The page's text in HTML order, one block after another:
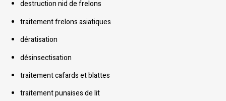
destruction nid de frelons
traitement frelons asiatiques
dératisation
désinsectisation
traitement cafards et blattes
traitement punaises de lit